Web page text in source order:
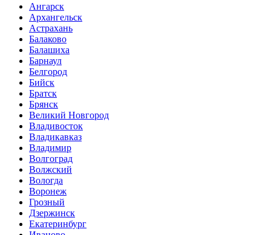
Ангарск
Архангельск
Астрахань
Балаково
Балашиха
Барнаул
Белгород
Бийск
Братск
Брянск
Великий Новгород
Владивосток
Владикавказ
Владимир
Волгоград
Волжский
Вологда
Воронеж
Грозный
Дзержинск
Екатеринбург